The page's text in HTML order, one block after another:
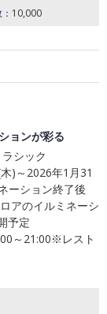
10,000
ョンが彩る
シック
)～2026年1月31
ーション終了後
アのイルミネーシ
予定
～21:00※レスト